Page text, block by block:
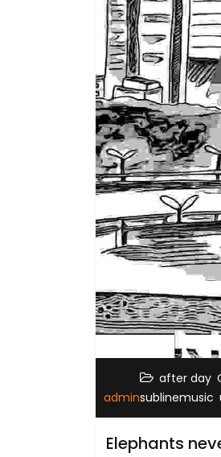
admin
after day
sublinemusic
Elephants